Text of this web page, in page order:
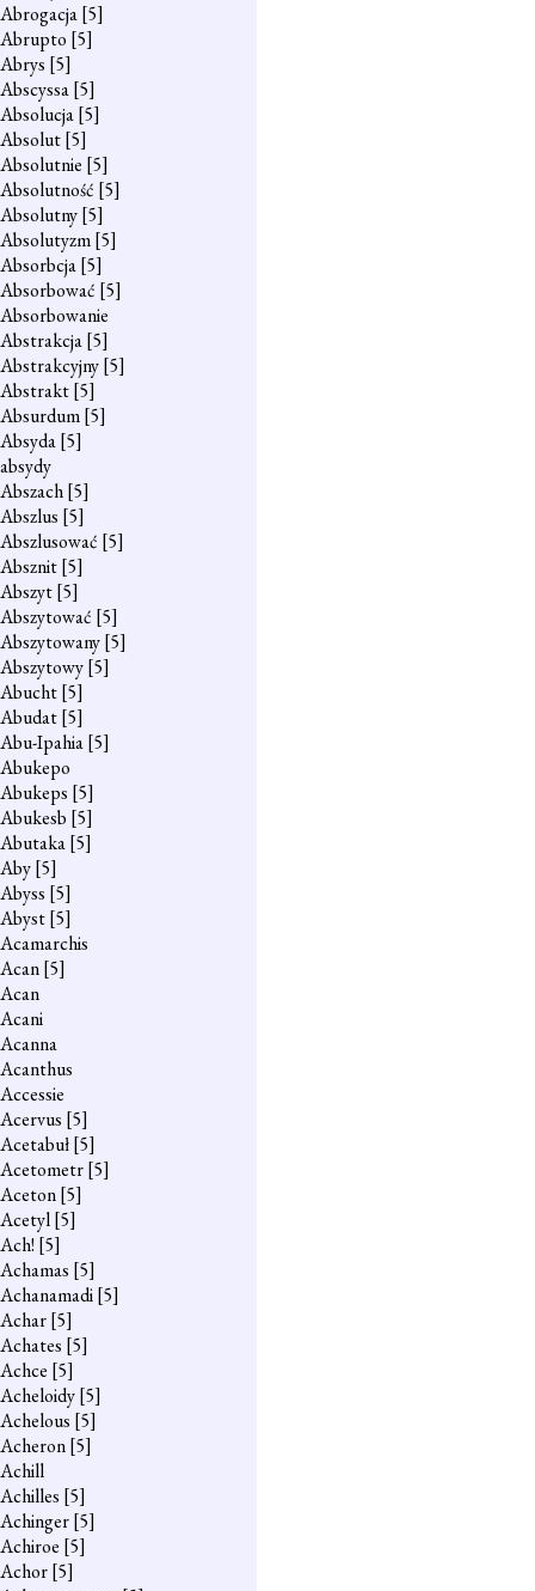
Abrogacja[5]
Abrupto [5]
Abrys [5]
Abscyssa[5]
Absolucja[5]
Absolut[5]
Absolutnie [5]
Absolutność [5]
Absolutny[5]
Absolutyzm[5]
Absorbcja[5]
Absorbować [5]
Absorbowanie
Abstrakcja[5]
Abstrakcyjny[5]
Abstrakt[5]
Absurdum[5]
Absyda[5]
absydy
Abszach[5]
Abszlus [5]
Abszlusować [5]
Absznit[5]
Abszyt[5]
Abszytować [5]
Abszytowany[5]
Abszytowy[5]
Abucht[5]
Abudat[5]
Abu-Ipahia[5]
Abukepo
Abukeps [5]
Abukesb [5]
Abutaka[5]
Aby[5]
Abyss [5]
Abyst[5]
Acamarchis
Acan[5]
Acan
Acani
Acanna
Acanthus
Accessie
Acervus [5]
Acetabuł[5]
Acetometr[5]
Aceton[5]
Acetyl[5]
Ach! [5]
Achamas [5]
Achanamadi[5]
Achar[5]
Achates [5]
Achce [5]
Acheloidy[5]
Achelous [5]
Acheron[5]
Achill
Achilles [5]
Achinger[5]
Achiroe [5]
Achor[5]